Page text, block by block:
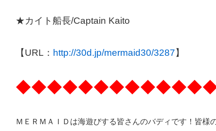
★カイト船長/Captain Kaito
【URL： http://30d.jp/mermaid30/3287】
ＭＥＲＭＡＩＤは海遊びする皆さんのバディです！皆様